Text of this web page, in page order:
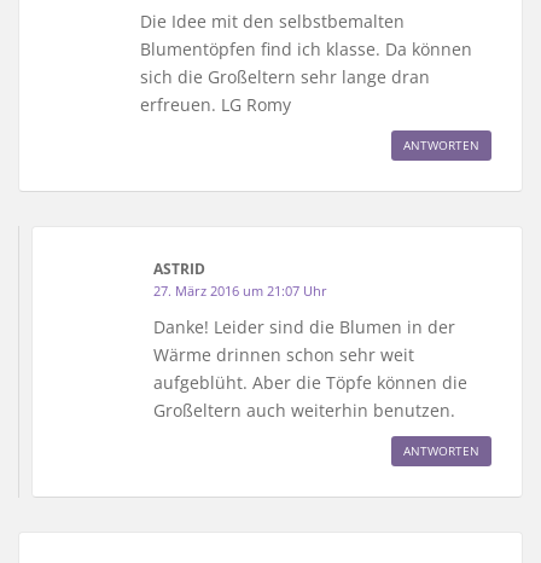
Die Idee mit den selbstbemalten
Blumentöpfen find ich klasse. Da können
sich die Großeltern sehr lange dran
erfreuen. LG Romy
ANTWORTEN
ASTRID
27. März 2016 um 21:07 Uhr
Danke! Leider sind die Blumen in der
Wärme drinnen schon sehr weit
aufgeblüht. Aber die Töpfe können die
Großeltern auch weiterhin benutzen.
ANTWORTEN